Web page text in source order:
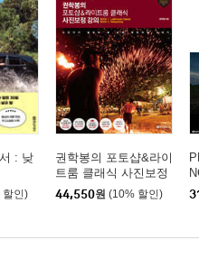
: 낮
할인)
권학봉의 포토샵&라이
트룸 클래식 사진보정
강의
44,550원 (10% 할인)